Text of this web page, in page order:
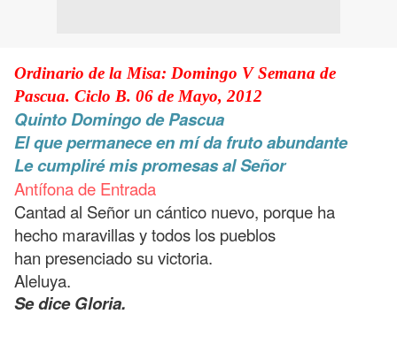
Ordinario de la Misa: Domingo V Semana de
Pascua. Ciclo B. 06 de Mayo, 2012
Quinto Domingo de Pascua
El que permanece en mí da fruto abundante
Le cumpliré mis promesas al Señor
Antífona de Entrada
Cantad al Señor un cántico nuevo, porque ha
hecho maravillas y todos los pueblos
han presenciado su victoria.
Aleluya.
Se dice Gloria.